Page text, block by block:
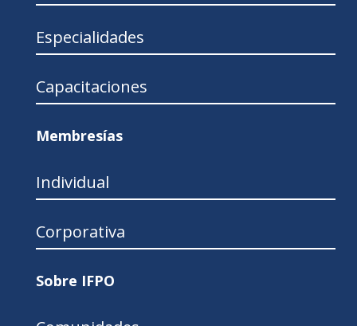
Especialidades
Capacitaciones
Membresías
Individual
Corporativa
Sobre IFPO